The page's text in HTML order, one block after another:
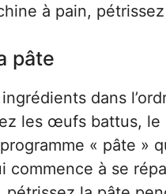
à pain,
pâte
dans
les œufs battus,
« pâte »
commence à se